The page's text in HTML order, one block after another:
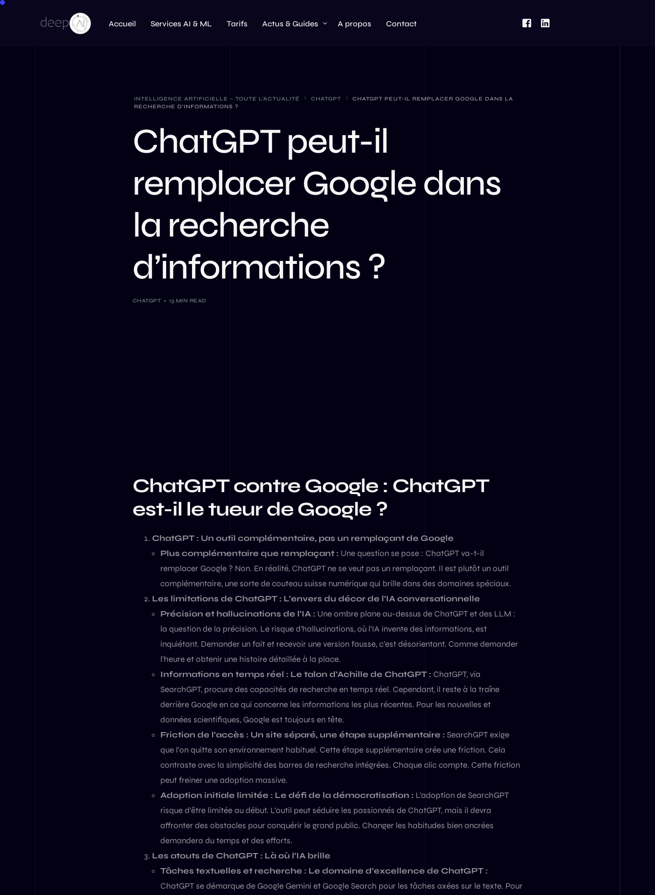
Accueil Services AI & ML Tarifs Actus & Guides
Hardware
Claude AI
Perplexity AI
LLM
A propos Contact
INTELLIGENCE ARTIFICIELLE – TOUTE L’ACTUALITÉ CHATGPT
CHATGPT PEUT-IL REMPLACER GOOGLE DANS LA
RECHERCHE D’INFORMATIONS ?
ChatGPT peut-il
remplacer Google dans
la recherche
d’informations ?
CHATGPT 13 MIN READ
ChatGPT contre Google : ChatGPT
est-il le tueur de Google ?
ChatGPT : Un outil complémentaire, pas un remplaçant de Google
Plus complémentaire que remplaçant : Une question se pose : ChatGPT va-t-il
remplacer Google ? Non. En réalité, ChatGPT ne se veut pas un remplaçant. Il est plutôt un outil
complémentaire, une sorte de couteau suisse numérique qui brille dans des domaines spéciaux.
Les limitations de ChatGPT : L’envers du décor de l’IA conversationnelle
Précision et hallucinations de l’IA : Une ombre plane au-dessus de ChatGPT et des LLM :
la question de la précision. Le risque d’hallucinations, où l’IA invente des informations, est
inquiétant. Demander un fait et recevoir une version fausse, c’est désorientant. Comme demander
l’heure et obtenir une histoire détaillée à la place.
Informations en temps réel : Le talon d’Achille de ChatGPT : ChatGPT, via
SearchGPT, procure des capacités de recherche en temps réel. Cependant, il reste à la traîne
derrière Google en ce qui concerne les informations les plus récentes. Pour les nouvelles et
données scientifiques, Google est toujours en tête.
Friction de l’accès : Un site séparé, une étape supplémentaire : SearchGPT exige
que l’on quitte son environnement habituel. Cette étape supplémentaire crée une friction. Cela
contraste avec la simplicité des barres de recherche intégrées. Chaque clic compte. Cette friction
peut freiner une adoption massive.
Adoption initiale limitée : Le défi de la démocratisation : L’adoption de SearchGPT
risque d’être limitée au début. L’outil peut séduire les passionnés de ChatGPT, mais il devra
affronter des obstacles pour conquérir le grand public. Changer les habitudes bien ancrées
demandera du temps et des efforts.
Les atouts de ChatGPT : Là où l’IA brille
Tâches textuelles et recherche : Le domaine d’excellence de ChatGPT :
ChatGPT se démarque de Google Gemini et Google Search pour les tâches axées sur le texte. Pour